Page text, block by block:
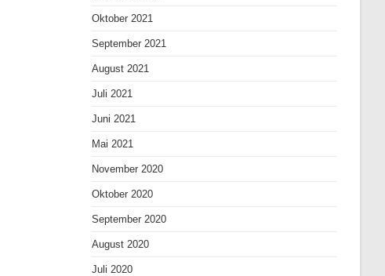
Oktober 2021
September 2021
August 2021
Juli 2021
Juni 2021
Mai 2021
November 2020
Oktober 2020
September 2020
August 2020
Juli 2020